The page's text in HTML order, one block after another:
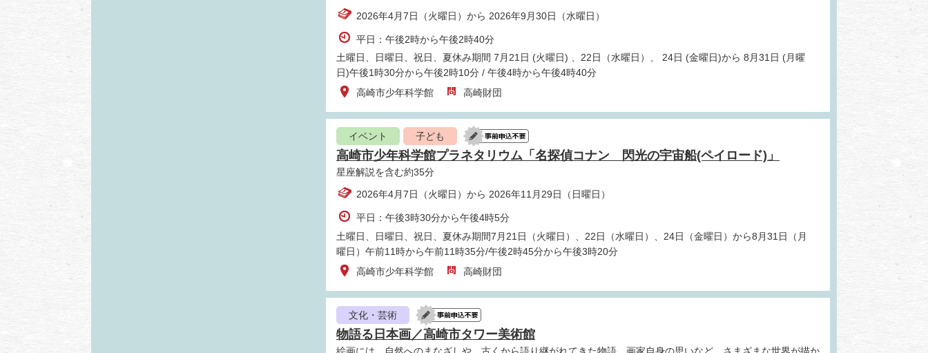
2026年4月7日（火曜日）から 2026年9月30日（水曜日）
平日：午後2時から午後2時40分
土曜日、日曜日、祝日、夏休み期間 7月21日 (火曜日) 、22日（水曜日）、 24日 (金曜日)から 8月31日 (月曜
日)午後1時30分から午後2時10分 / 午後4時から午後4時40分
高崎市少年科学館
高崎財団
イベント 子ども
高崎市少年科学館プラネタリウム「名探偵コナン 閃光の宇宙船(ペイロード)」
星座解説を含む約35分
2026年4月7日（火曜日）から 2026年11月29日（日曜日）
平日：午後3時30分から午後4時5分
土曜日、日曜日、祝日、夏休み期間7月21日（火曜日）、22日（水曜日）、24日（金曜日）から8月31日（月
曜日）午前11時から午前11時35分/午後2時45分から午後3時20分
高崎市少年科学館
高崎財団
文化・芸術
物語る日本画／高崎市タワー美術館
絵画には、自然へのまなざしや、古くから語り継がれてきた物語、画家自身の思いなど、さまざまな世界が描か